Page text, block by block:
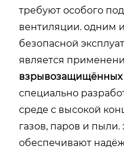
требуют особого
вентиляции. одним
безопасной
является
взрывозащищённых
специально
среде с высокой
газов, паров и пыли.
обеспечивают